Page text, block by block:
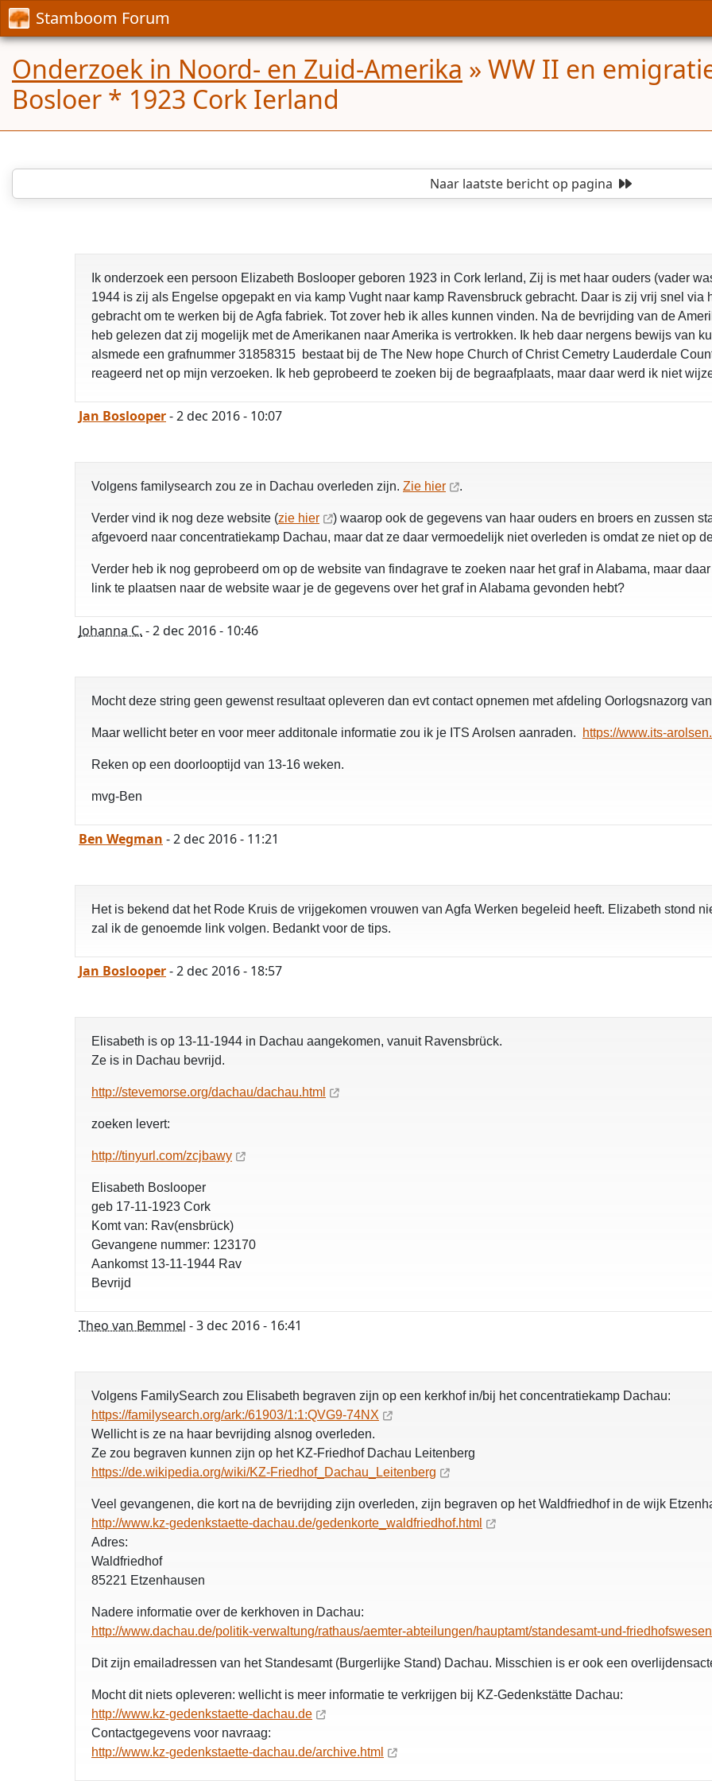
Stamboom Forum
Onderzoek in Noord- en Zuid-Amerika » WW II en
Bosloer * 1923 Cork Ierland
Naar laatste berichtop pagina
Ik onderzoek een persoon Elizabeth Boslooper geboren 1923 in Cork Ierland, Zij is met haar ouders (vader
1944 is zij als Engelse opgepakt en via kamp Vught naar kamp Ravensbruck gebracht. Daar is zij vrij snel via
gebracht om te werken bij de Agfa fabriek. Tot zover heb ik alles kunnen vinden. Na de bevrijding van de
heb gelezen dat zij mogelijk met de Amerikanen naar Amerika is vertrokken. Ik heb daar nergens bewijs van
alsmede een grafnummer 31858315 bestaat bij de The New hope Church of Christ Cemetry Lauderdale
reageerd net op mijn verzoeken. Ik heb geprobeerd te zoeken bij de begraafplaats, maar daar werd ik niet
Jan Boslooper- 2 dec 2016 - 10:07
Volgens familysearch zou ze in Dachau overleden zijn. Zie hier .
Verder vind ik nog deze website (zie hier
) waarop ook de gegevens van haar ouders en broers en zussen
afgevoerd naar concentratiekamp Dachau, maar dat ze daar vermoedelijk niet overleden is omdat ze niet op
Verder heb ik nog geprobeerd om op de website van findagrave te zoeken naar het graf in Alabama, maar
link te plaatsen naar de website waar je de gegevens over het graf in Alabama gevonden hebt?
Johanna C. - 2 dec 2016 - 10:46
Mocht deze string geen gewenst resultaat opleveren dan evt contact opnemen met afdeling Oorlogsnazorg
Maar wellicht beter en voor meer additonale informatie zou ik je ITS Arolsen aanraden. https://www.its-
Reken op een doorlooptijd van 13-16 weken.
mvg-Ben
Ben Wegman - 2 dec 2016 - 11:21
Het is bekend dat het Rode Kruis de vrijgekomen vrouwen van Agfa Werken begeleid heeft. Elizabeth stond
zal ik de genoemde link volgen. Bedankt voor de tips.
Jan Boslooper- 2 dec 2016 - 18:57
Elisabeth is op 13-11-1944 in Dachau aangekomen, vanuit Ravensbrück.
Ze is in Dachau bevrijd.
http://stevemorse.org/dachau/dachau.html
zoeken levert:
http://tinyurl.com/zcjbawy
Elisabeth Boslooper
geb 17-11-1923 Cork
Komt van: Rav(ensbrück)
Gevangene nummer: 123170
Aankomst 13-11-1944 Rav
Bevrijd
Theo van Bemmel - 3 dec 2016 - 16:41
Volgens FamilySearch zou Elisabeth begraven zijn op een kerkhof in/bij het concentratiekamp Dachau:
https://familysearch.org/ark:/61903/1:1:QVG9-74NX
Wellicht is ze na haar bevrijding alsnog overleden.
Ze zou begraven kunnen zijn op het KZ-Friedhof Dachau Leitenberg
https://de.wikipedia.org/wiki/KZ-Friedhof_Dachau_Leitenberg
Veel gevangenen, die kort na de bevrijding zijn overleden, zijn begraven op het Waldfriedhof in de wijk
http://www.kz-gedenkstaette-dachau.de/gedenkorte_waldfriedhof.html
Adres:
Waldfriedhof
85221 Etzenhausen
Nadere informatie over de kerkhoven in Dachau:
http://www.dachau.de/politik-verwaltung/rathaus/aemter-abteilungen/hauptamt/standesamt-und-
Dit zijn emailadressen van het Standesamt (Burgerlijke Stand) Dachau. Misschien is er ook een
Mocht dit niets opleveren: wellicht is meer informatie te verkrijgen bij KZ-Gedenkstätte Dachau:
http://www.kz-gedenkstaette-dachau.de
Contactgegevens voor navraag:
http://www.kz-gedenkstaette-dachau.de/archive.html